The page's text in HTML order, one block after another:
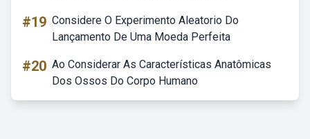
#19 Considere O Experimento Aleatorio Do
Lançamento De Uma Moeda Perfeita
#20 Ao Considerar As Características Anatômicas
Dos Ossos Do Corpo Humano